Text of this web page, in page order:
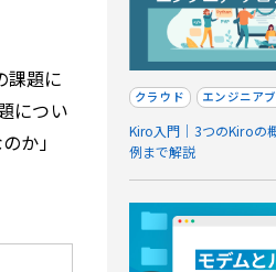
課題に
につい
か」
クラウド エンジニア
Kiro入門｜3つのKiroの
例まで解説